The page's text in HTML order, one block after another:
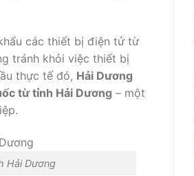
các thiết bị điện tử từ
tránh khỏi việc thiết bị
thực tế đó, Hải Dương
từtỉnh Hải Dương – một
Hải Dương